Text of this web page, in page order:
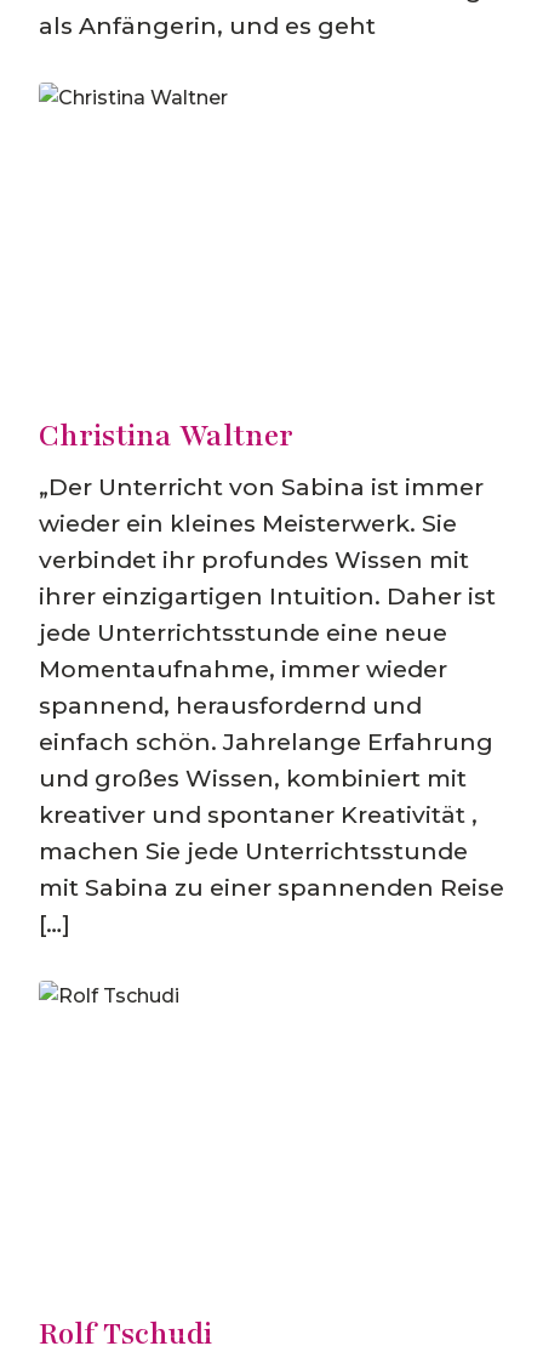
als Anfängerin, und es geht
Christina Waltner
„Der Unterricht von Sabina ist immer
wieder ein kleines Meisterwerk. Sie
verbindet ihr profundes Wissen mit
ihrer einzigartigen Intuition. Daher ist
jede Unterrichtsstunde eine neue
Momentaufnahme, immer wieder
spannend, herausfordernd und
einfach schön. Jahrelange Erfahrung
und großes Wissen, kombiniert mit
kreativer und spontaner Kreativität ,
machen Sie jede Unterrichtsstunde
mit Sabina zu einer spannenden Reise
[…]
Rolf Tschudi